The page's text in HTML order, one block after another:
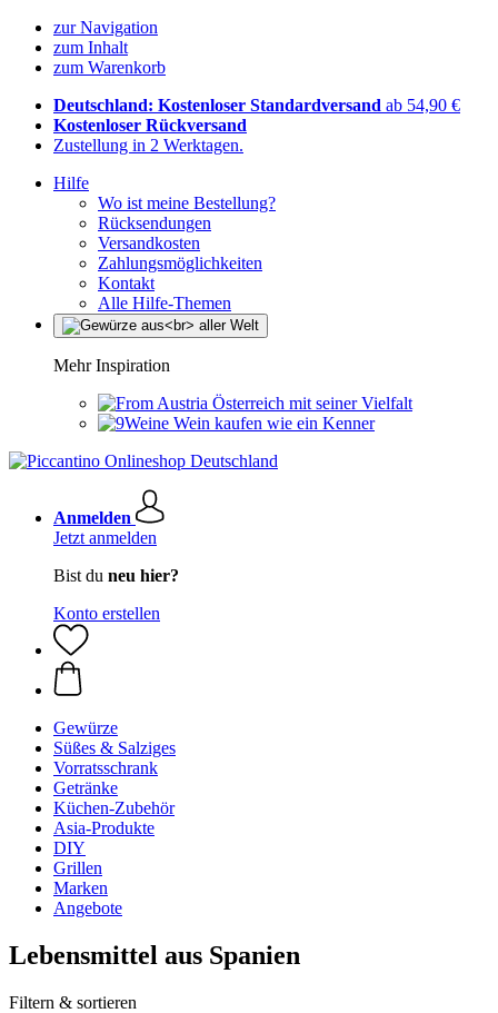
zur Navigation
zum Inhalt
zum Warenkorb
Deutschland: Kostenloser Standardversand ab 54,90 €
Kostenloser Rückversand
Zustellung in 2 Werktagen.
Hilfe
Wo ist meine Bestellung?
Rücksendungen
Versandkosten
Zahlungsmöglichkeiten
Kontakt
Alle Hilfe-Themen
Mehr Inspiration
Österreich mit seiner Vielfalt
Wein kaufen wie ein Kenner
Anmelden
Jetzt anmelden
Bist du neu hier?
Konto erstellen
Gewürze
Süßes & Salziges
Vorratsschrank
Getränke
Küchen-Zubehör
Asia-Produkte
DIY
Grillen
Marken
Angebote
Lebensmittel aus Spanien
Filtern & sortieren